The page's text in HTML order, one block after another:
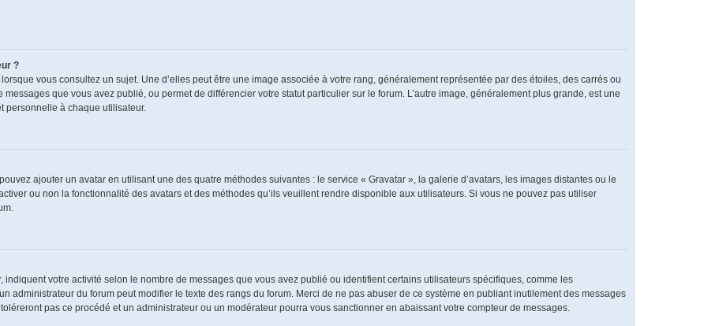
?
vous consultez un sujet. Une d’elles peut être une image associée à votre rang, généralement représentée par des étoiles, des carrés ou
que vous avez publié, ou permet de différencier votre statut particulier sur le forum. L’autre image, généralement plus grande, est une
personnelle à chaque utilisateur.
ajouter un avatar en utilisant une des quatre méthodes suivantes : le service « Gravatar », la galerie d’avatars, les images distantes ou le
ou non la fonctionnalité des avatars et des méthodes qu’ils veuillent rendre disponible aux utilisateurs. Si vous ne pouvez pas utiliser
indiquent votre activité selon le nombre de messages que vous avez publié ou identifient certains utilisateurs spécifiques, comme les
administrateur du forum peut modifier le texte des rangs du forum. Merci de ne pas abuser de ce système en publiant inutilement des messages
pas ce procédé et un administrateur ou un modérateur pourra vous sanctionner en abaissant votre compteur de messages.